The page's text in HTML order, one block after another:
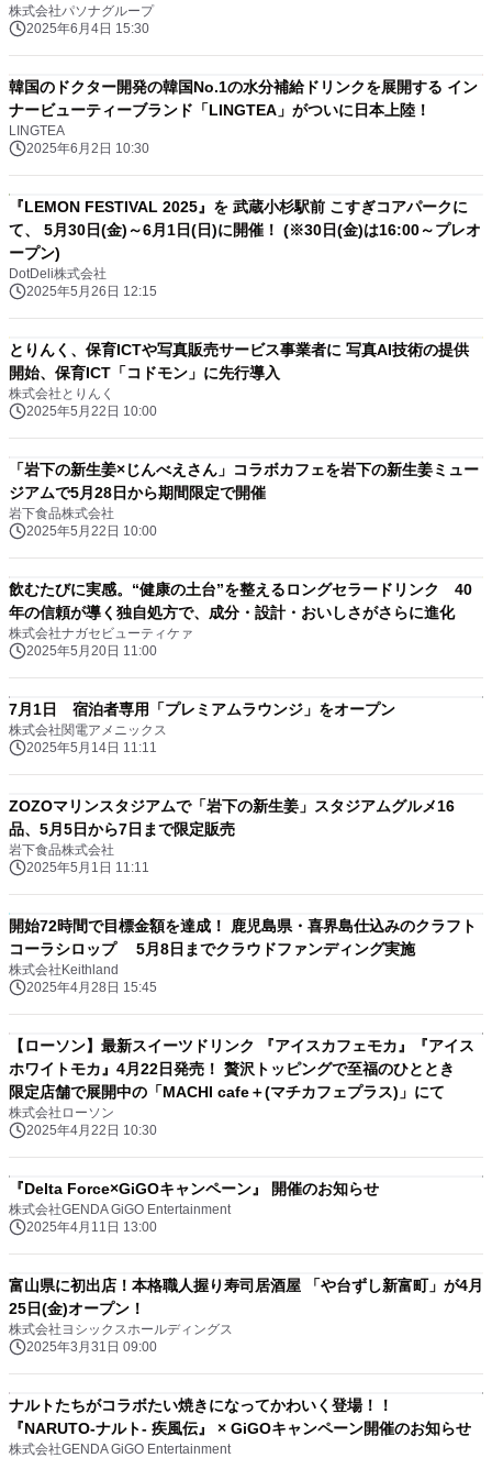
株式会社パソナグループ
2025年6月4日 15:30
韓国のドクター開発の韓国No.1の水分補給ドリンクを展開する イン
ナービューティーブランド「LINGTEA」がついに日本上陸！
LINGTEA
2025年6月2日 10:30
『LEMON FESTIVAL 2025』を 武蔵小杉駅前 こすぎコアパークに
て、 5月30日(金)～6月1日(日)に開催！ (※30日(金)は16:00～プレオ
ープン)
DotDeli株式会社
2025年5月26日 12:15
とりんく、保育ICTや写真販売サービス事業者に 写真AI技術の提供
開始、保育ICT「コドモン」に先行導入
株式会社とりんく
2025年5月22日 10:00
「岩下の新生姜×じんべえさん」コラボカフェを岩下の新生姜ミュー
ジアムで5月28日から期間限定で開催
岩下食品株式会社
2025年5月22日 10:00
飲むたびに実感。“健康の土台”を整えるロングセラードリンク 40
年の信頼が導く独自処方で、成分・設計・おいしさがさらに進化
株式会社ナガセビューティケァ
2025年5月20日 11:00
7月1日 宿泊者専用「プレミアムラウンジ」をオープン
株式会社関電アメニックス
2025年5月14日 11:11
ZOZOマリンスタジアムで「岩下の新生姜」スタジアムグルメ16
品、5月5日から7日まで限定販売
岩下食品株式会社
2025年5月1日 11:11
開始72時間で目標金額を達成！ 鹿児島県・喜界島仕込みのクラフト
コーラシロップ 5月8日までクラウドファンディング実施
株式会社Keithland
2025年4月28日 15:45
【ローソン】最新スイーツドリンク 『アイスカフェモカ』『アイス
ホワイトモカ』4月22日発売！ 贅沢トッピングで至福のひととき
限定店舗で展開中の「MACHI cafe＋(マチカフェプラス)」にて
株式会社ローソン
2025年4月22日 10:30
『Delta Force×GiGOキャンペーン』 開催のお知らせ
株式会社GENDA GiGO Entertainment
2025年4月11日 13:00
富山県に初出店！本格職人握り寿司居酒屋 「や台ずし新富町」が4月
25日(金)オープン！
株式会社ヨシックスホールディングス
2025年3月31日 09:00
ナルトたちがコラボたい焼きになってかわいく登場！！
『NARUTO-ナルト- 疾風伝』 × GiGOキャンペーン開催のお知らせ
株式会社GENDA GiGO Entertainment